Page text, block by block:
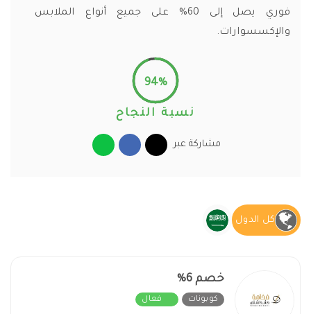
فوري يصل إلى 60% على جميع أنواع الملابس
والإكسسوارات.
94%
نسبة النجاح
مشاركة عبر
كل الدول
خصم 6%
كوبونات فعال